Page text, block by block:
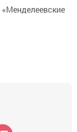
«Менделеевские